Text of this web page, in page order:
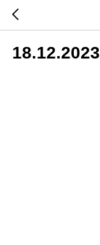
18.12.2023